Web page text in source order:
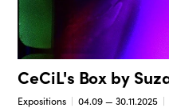
CeCiL's Box by
Expositions 04.09 — 30.11.2025